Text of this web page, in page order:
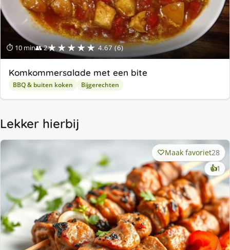
⏱ 10 min👥 2★★★★★ 4.67 (6)
Komkommersalade met een bite
BBQ & buiten koken Bijgerechten
Lekker hierbij
Maak favoriet28
👍1